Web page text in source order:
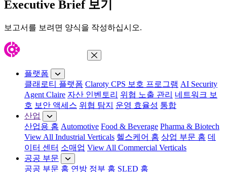
Executive Brief 보기
보고서를 보려면 양식을 작성하십시오.
메뉴 닫기
플랫폼
클래로티 플랫폼 Claroty CPS 보호 프로그램 AI Security
Agent Claire 자산 인벤토리 위협 노출 관리 네트워크 보
호 보안 액세스 위협 탐지 운영 효율성 통합
산업
산업용 홈 Automotive Food & Beverage Pharma & Biotech
View All Industrial Verticals 헬스케어 홈 상업 부문 홈 데
이터 센터 소매업 View All Commercial Verticals
공공 부문
공공 부문 홈 연방 정부 홈 SLED 홈